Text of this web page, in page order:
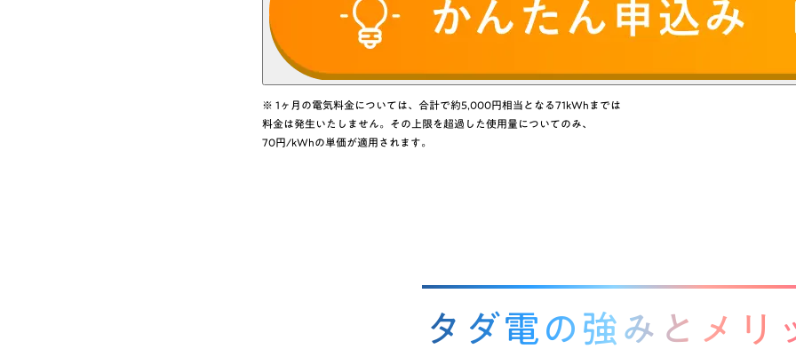
※ 1ヶ月の電気料金については、合計で約5,000円相当となる71kWhまでは
料金は発生いたしません。その上限を超過した使用量についてのみ、
70円/kWhの単価が適用されます。
タダ電の強みとメリ